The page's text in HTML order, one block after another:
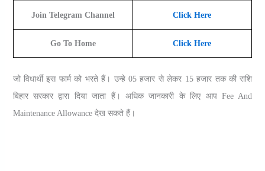
Join Telegram Channel Click Here
Go To Home Click Here
जो विधार्थी इस फार्म को भरते हैं। उन्हे 05 हजार से लेकर 15 हजार तक की राशि
बिहार सरकार द्वारा दिया जाता हैं। अधिक जानकारी के लिए आप Fee And
Maintenance Allowance देख सकते हैं।